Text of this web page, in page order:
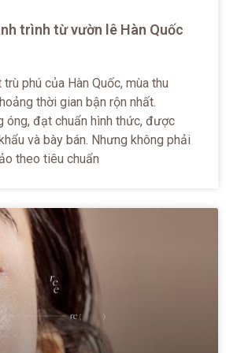
trình từ vườn lê Hàn Quốc
phú của Hàn Quốc, mùa thu
thời gian bận rộn nhất.
óng, đạt chuẩn hình thức, được
và bày bán. Nhưng không phải
theo tiêu chuẩn